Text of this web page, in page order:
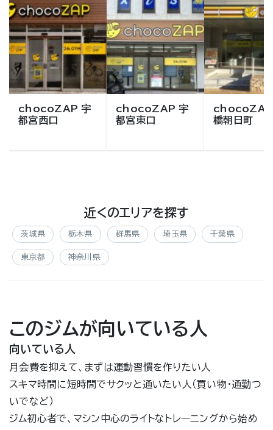
chocoZAP 宇
都宮西口
chocoZAP 宇
都宮東口
chocoZAP
橋朝日町
近くのエリアを探す
茨城県 栃木県 群馬県 埼玉県 千葉県
東京都 神奈川県
このジムが向いている人
向いている人
月会費を抑えて、まずは運動習慣を作りたい人
スキマ時間に短時間でサクッと通いたい人（買い物・通勤つ
いでなど）
ジム初心者で、マシン中心のライトなトレーニングから始め